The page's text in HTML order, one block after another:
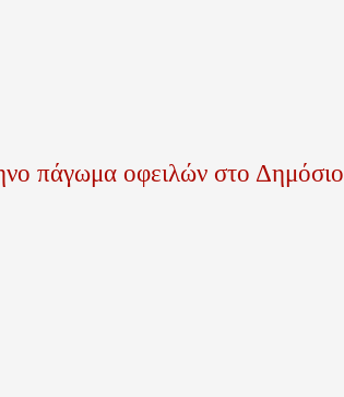
πάγωμα οφειλών στο Δημόσιο